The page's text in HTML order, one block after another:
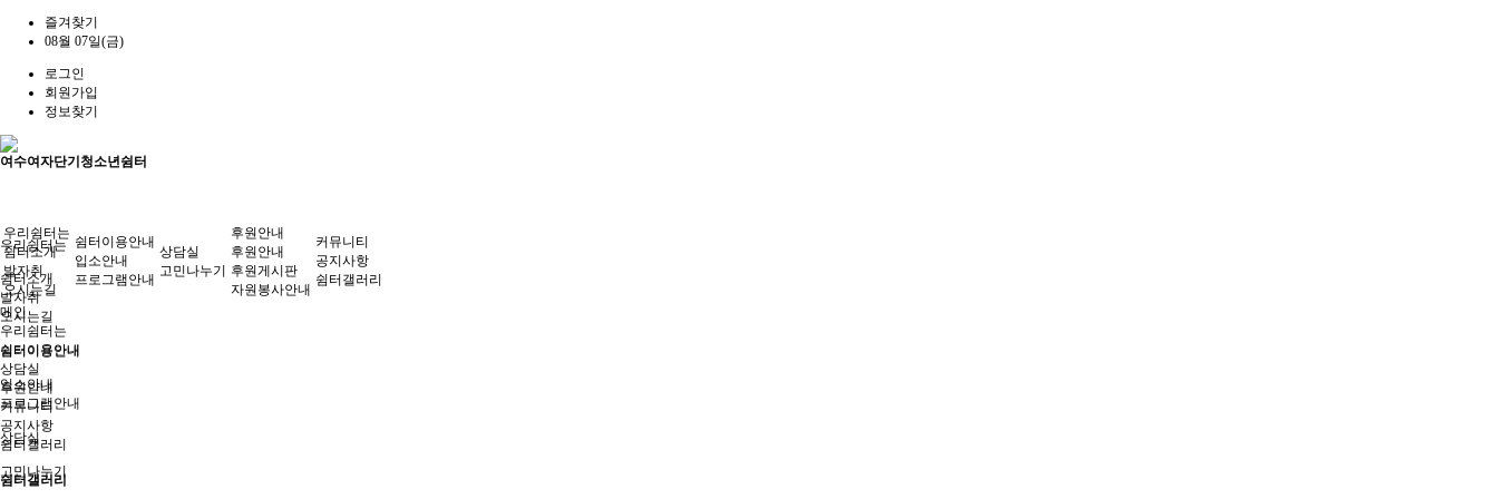
즐겨찾기
08월 07일(금)
로그인
회원가입
정보찾기
여수여자단기청소년쉼터
우리쉼터는
쉼터소개
발자취
오시는길
쉼터이용안내
입소안내
프로그램안내
상담실
고민나누기
우리쉼터는
쉼터소개
발자취
오시는길
쉼터이용안내
입소안내
프로그램안내
상담실
고민나누기
후원안내
후원안내
후원게시판
자원봉사안내
커뮤니티
공지사항
쉼터갤러리
메인
우리쉼터는
쉼터이용안내
상담실
후원안내
커뮤니티
공지사항
쉼터갤러리
쉼터갤러리